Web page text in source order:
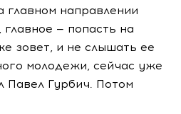
главном направлении
— попасть на
зовет, и не слышать ее
молодежи, сейчас уже
Павел Гурбич. Потом